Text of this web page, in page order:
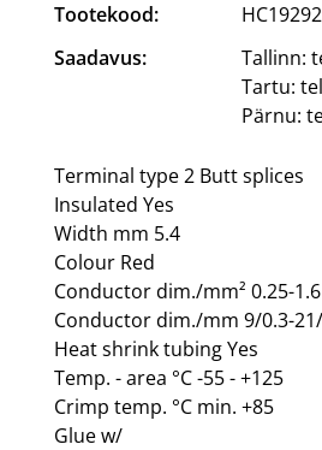
Tootekood:
Saadavus:
Tallinn:
Tartu:
Pärnu:
Terminal type 2 Butt splices
Insulated Yes
Width mm 5.4
Colour Red
Conductor dim./mm² 0.25-1.6
Conductor dim./mm 9/0.3-
Heat shrink tubing Yes
Temp. - area °C -55 - +125
Crimp temp. °C min. +85
Glue w/